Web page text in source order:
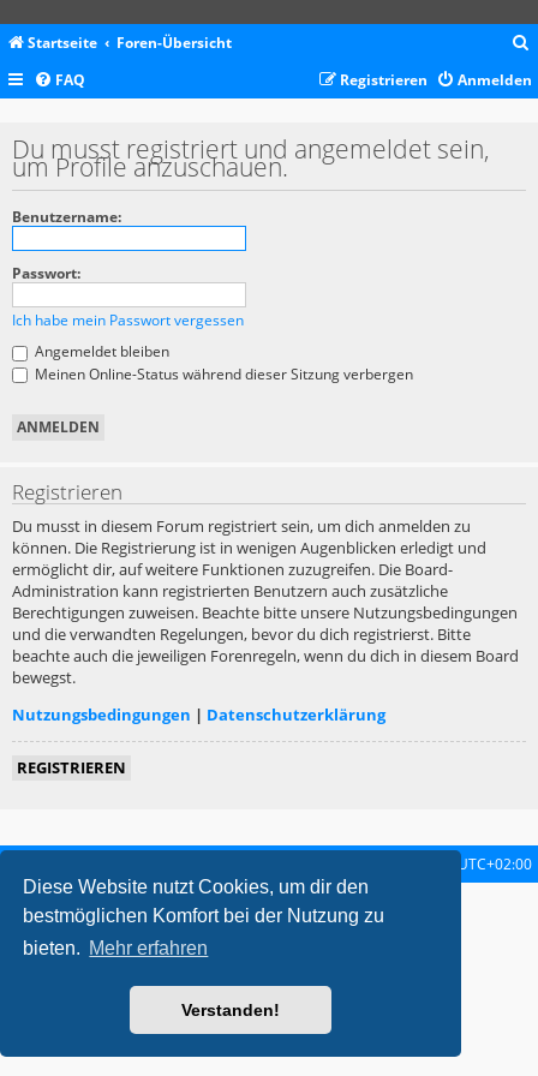
Diese Website nutzt Cookies, um dir den
bestmöglichen Komfort bei der Nutzung zu
bieten. Mehr erfahren
Verstanden!
Startseite Foren-Übersicht
c
FAQ Anmelden
Registrieren
Du musst registriert und angemeldet sein,
um Profile anzuschauen.
Benutzername:
Passwort:
Ich habe mein Passwort vergessen
Angemeldet bleiben
Meinen Online-Status während dieser Sitzung verbergen
Registrieren
Du musst in diesem Forum registriert sein, um dich anmelden zu
können. Die Registrierung ist in wenigen Augenblicken erledigt und
ermöglicht dir, auf weitere Funktionen zuzugreifen. Die Board-
Administration kann registrierten Benutzern auch zusätzliche
Berechtigungen zuweisen. Beachte bitte unsere Nutzungsbedingungen
und die verwandten Regelungen, bevor du dich registrierst. Bitte
beachte auch die jeweiligen Forenregeln, wenn du dich in diesem Board
bewegst.
Nutzungsbedingungen | Datenschutzerklärung
REGISTRIEREN
UTC+02:00
metrolike style by Eric Seguin Updated for phpBB3.2 by
Powered byphpBB ® Forum Software © phpBB Limited
Deutsche Übersetzung durch